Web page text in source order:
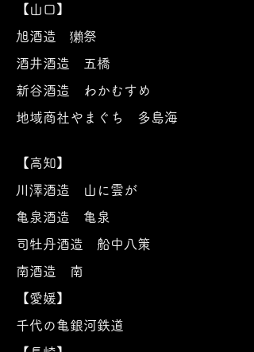
【山口】
旭酒造 獺祭
酒井酒造 五橋
新谷酒造 わかむすめ
地域商社やまぐち 多島海
【高知】
川澤酒造 山に雲が
亀泉酒造 亀泉
司牡丹酒造 船中八策
南酒造 南
【愛媛】
千代の亀銀河鉄道